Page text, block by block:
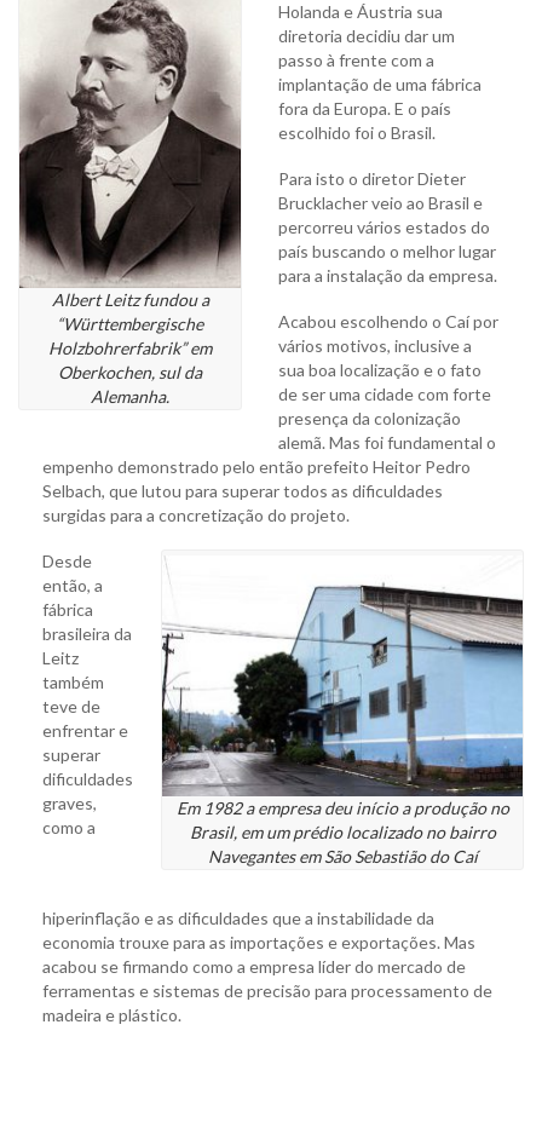
Albert Leitz fundou a
“Württembergische
Holzbohrerfabrik” em
Oberkochen, sul da
Alemanha.
Holanda e Áustria sua
diretoria decidiu dar um
passo à frente com a
implantação de uma fábrica
fora da Europa. E o país
escolhido foi o Brasil.
Para isto o diretor Dieter
Brucklacher veio ao Brasil e
percorreu vários estados do
país buscando o melhor lugar
para a instalação da empresa.
Acabou escolhendo o Caí por
vários motivos, inclusive a
sua boa localização e o fato
de ser uma cidade com forte
presença da colonização
alemã. Mas foi fundamental o
empenho demonstrado pelo então prefeito Heitor Pedro
Selbach, que lutou para superar todos as dificuldades
surgidas para a concretização do projeto.
Em 1982 a empresa deu início a produção no
Brasil, em um prédio localizado no bairro
Navegantes em São Sebastião do Caí
Desde
então, a
fábrica
brasileira da
Leitz
também
teve de
enfrentar e
superar
dificuldades
graves,
como a
hiperinflação e as dificuldades que a instabilidade da
economia trouxe para as importações e exportações. Mas
acabou se firmando como a empresa líder do mercado de
ferramentas e sistemas de precisão para processamento de
madeira e plástico.